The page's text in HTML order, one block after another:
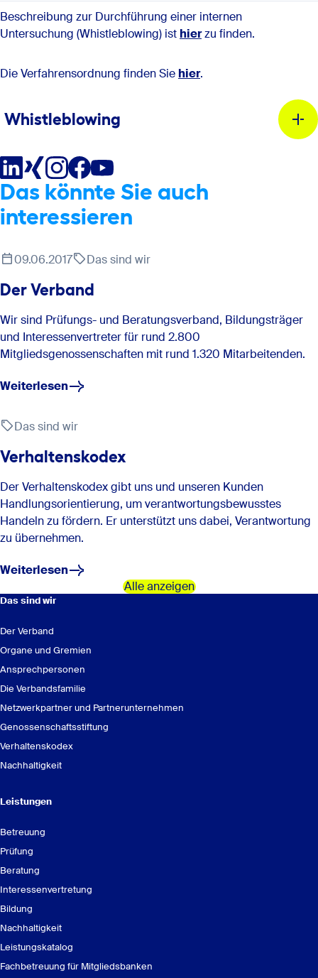
Beschreibung zur Durchführung einer internen
Untersuchung (Whistleblowing) ist hierzu finden.
Die Verfahrensordnung finden Sie hier.
Whistleblowing
Important note:
whistleblowers
(internal association)
trusted lawyers of AWADO Rechtsanwaltsgesellschaft
Das könnte Sie auch
interessieren
09.06.2017 Das sind wir
Der Verband
Wir sind Prüfungs- und Beratungsverband, Bildungsträger
und Interessenvertreter für rund 2.800
Mitgliedsgenossenschaften mit rund 1.320 Mitarbeitenden.
Weiterlesen
Das sind wir
Verhaltenskodex
Der Verhaltenskodex gibt uns und unseren Kunden
Handlungsorientierung, um verantwortungsbewusstes
Handeln zu fördern. Er unterstützt uns dabei, Verantwortung
zu übernehmen.
Weiterlesen
Alle anzeigen
Das sind wir
Der Verband
Organe und Gremien
Ansprechpersonen
Die Verbandsfamilie
Netzwerkpartner und Partnerunternehmen
Genossenschaftsstiftung
Verhaltenskodex
Nachhaltigkeit
Leistungen
Betreuung
Prüfung
Beratung
Interessenvertretung
Bildung
Nachhaltigkeit
Leistungskatalog
Fachbetreuung für Mitgliedsbanken